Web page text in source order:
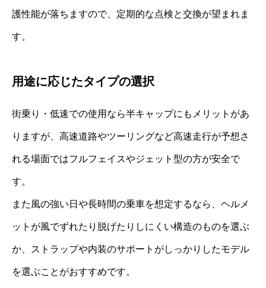
護性能が落ちますので、定期的な点検と交換が望まれま
す。
用途に応じたタイプの選択
街乗り・低速での使用なら半キャップにもメリットがあ
りますが、高速道路やツーリングなど高速走行が予想さ
れる場面ではフルフェイスやジェット型の方が安全で
す。
また風の強い日や長時間の乗車を想定するなら、ヘルメ
ットが風でずれたり脱げたりしにくい構造のものを選ぶ
か、ストラップや内装のサポートがしっかりしたモデル
を選ぶことがおすすめです。